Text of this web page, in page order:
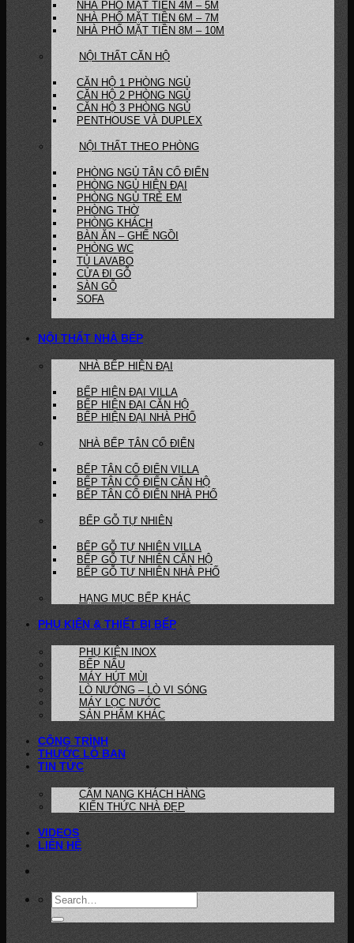
NHÀ PHỐ MẶT TIỀN 4M – 5M
NHÀ PHỐ MẶT TIỀN 6M – 7M
NHÀ PHỐ MẶT TIỀN 8M – 10M
NỘI THẤT CĂN HỘ
CĂN HỘ 1 PHÒNG NGỦ
CĂN HỘ 2 PHÒNG NGỦ
CĂN HỘ 3 PHÒNG NGỦ
PENTHOUSE VÀ DUPLEX
NỘI THẤT THEO PHÒNG
PHÒNG NGỦ TÂN CỔ ĐIỂN
PHÒNG NGỦ HIỆN ĐẠI
PHÒNG NGỦ TRẺ EM
PHÒNG THỜ
PHÒNG KHÁCH
BÀN ĂN – GHẾ NGỒI
PHÒNG WC
TỦ LAVABO
CỬA ĐI GỖ
SÀN GỖ
SOFA
NỘI THẤT NHÀ BẾP
NHÀ BẾP HIỆN ĐẠI
BẾP HIỆN ĐẠI VILLA
BẾP HIỆN ĐẠI CĂN HỘ
BẾP HIỆN ĐẠI NHÀ PHỐ
NHÀ BẾP TÂN CỔ ĐIỂN
BẾP TÂN CỔ ĐIỂN VILLA
BẾP TÂN CỔ ĐIỂN CĂN HỘ
BẾP TÂN CỔ ĐIỂN NHÀ PHỐ
BẾP GỖ TỰ NHIÊN
BẾP GỖ TỰ NHIÊN VILLA
BẾP GỖ TỰ NHIÊN CĂN HỘ
BẾP GỖ TỰ NHIÊN NHÀ PHỐ
HẠNG MỤC BẾP KHÁC
PHỤ KIỆN & THIẾT BỊ BẾP
PHỤ KIỆN INOX
BẾP NẤU
MÁY HÚT MÙI
LÒ NƯỚNG – LÒ VI SÓNG
MÁY LỌC NƯỚC
SẢN PHẨM KHÁC
CÔNG TRÌNH
THƯỚC LỖ BAN
TIN TỨC
CẨM NANG KHÁCH HÀNG
KIẾN THỨC NHÀ ĐẸP
VIDEOS
LIÊN HỆ